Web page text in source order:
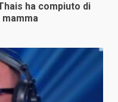
ha compiuto di